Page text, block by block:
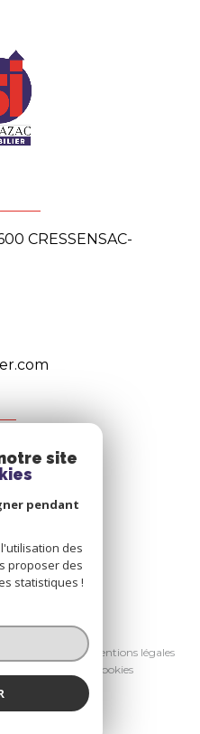
CRESSENSAC-
réservés
Mentions légales
Cookies
site
pendant
des
proposer des
statistiques !